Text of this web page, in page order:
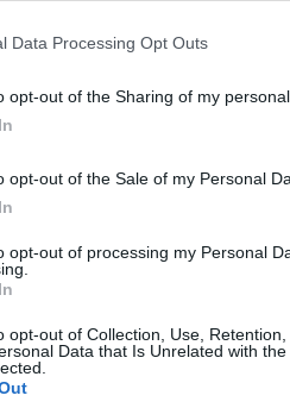
Data Processing Opt Outs
opt-out of the Sharing of my personal
opt-out of the Sale of my Personal
opt-out of processing my Personal
opt-out of Collection, Use,
Data that Is Unrelated with
– Szappanos Tibi
További
legyen a Google-találatokban!